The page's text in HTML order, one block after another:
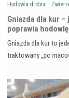
Hodowla drobiu
Gniazda dla kur
poprawia
Gniazda dla kur to
traktowany „po